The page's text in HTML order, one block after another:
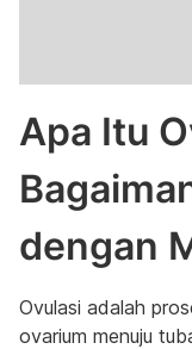
Apa Itu
dengan
Ovulasi adalah
ovarium menuju